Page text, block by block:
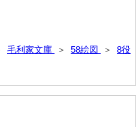
毛利家文庫 ＞ 58絵図 ＞ 8役